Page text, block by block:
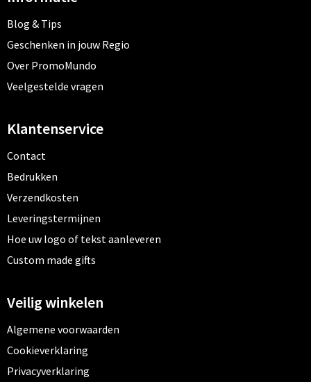
Blog & Tips
Geschenken in jouw Regio
Over PromoMundo
Veelgestelde vragen
Klantenservice
Contact
Bedrukken
Verzendkosten
Leveringstermijnen
Hoe uw logo of tekst aanleveren
Custom made gifts
Veilig winkelen
Algemene voorwaarden
Cookieverklaring
Privacyverklaring